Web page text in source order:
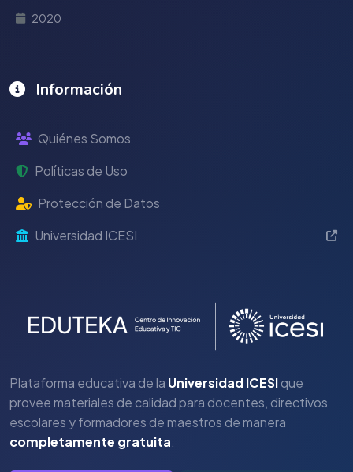
2020
Información
Quiénes Somos
Políticas de Uso
Protección de Datos
Universidad ICESI
Plataforma educativa de la Universidad ICESIque
provee materiales de calidad para docentes, directivos
escolares y formadores de maestros de manera
completamente gratuita.